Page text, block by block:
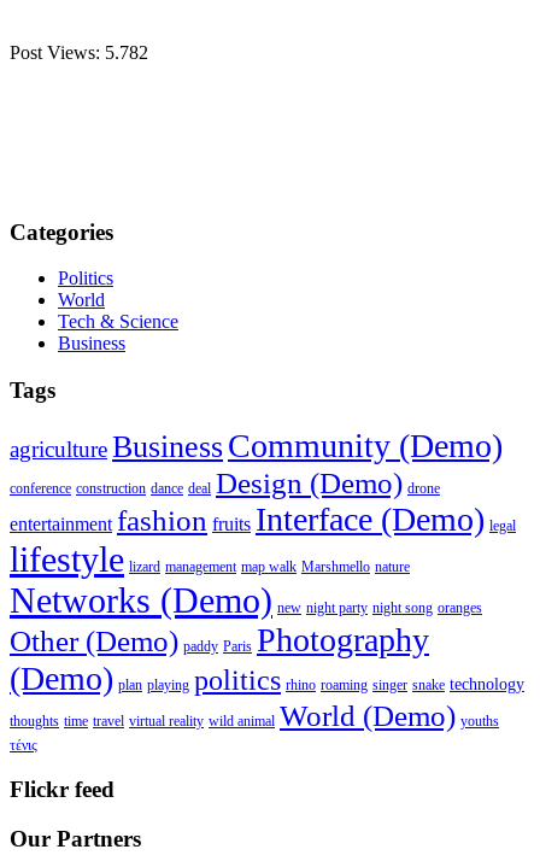
Post Views: 5.782
Categories
Politics
World
Tech & Science
Business
Tags
agricultureBusinessCommunity (Demo)
conference construction dance deal Design (Demo) drone
entertainment fashion fruits Interface (Demo) legal
lifestyle lizard management map walk Marshmello nature
Networks (Demo) new night party night song oranges
Other (Demo) paddy Paris Photography
(Demo) plan playing politics rhino roaming singer snake technology
thoughts time travel virtual reality wild animal World (Demo) youths
τένις
Flickr feed
Our Partners